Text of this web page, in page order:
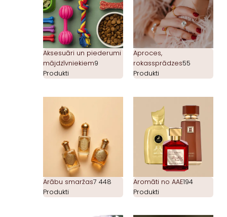
Aksesuāri un piederumi
mājdzīvniekiem9
Produkti
Aproces,
rokassprādzes55
Produkti
Arābu smaržas7 448
Produkti
Aromāti no AAE194
Produkti